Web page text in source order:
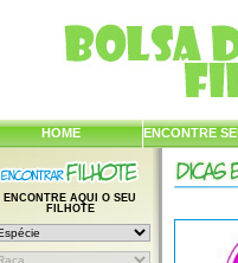
HOME ENCONTRE
ENCONTRE AQUI O SEU
FILHOTE